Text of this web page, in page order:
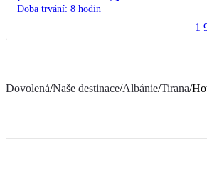
Doba trvání: 8 hodin
1
Dovolená/Naše destinace/Albánie/Tirana/